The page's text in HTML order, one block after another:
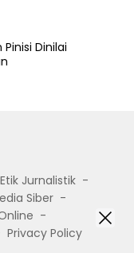
Dinilai
Jurnalistik
Siber
Privacy Policy